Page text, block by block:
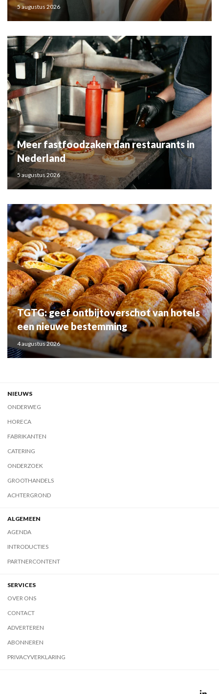
5 augustus 2026
Meer fastfoodzaken dan restaurants in
Nederland
5 augustus 2026
TGTG: geef ontbijtoverschot van hotels
een nieuwe bestemming
4 augustus 2026
NIEUWS
ONDERWEG
HORECA
FABRIKANTEN
CATERING
ONDERZOEK
GROOTHANDELS
ACHTERGROND
ALGEMEEN
AGENDA
INTRODUCTIES
PARTNERCONTENT
SERVICES
OVER ONS
CONTACT
ADVERTEREN
ABONNEREN
PRIVACYVERKLARING